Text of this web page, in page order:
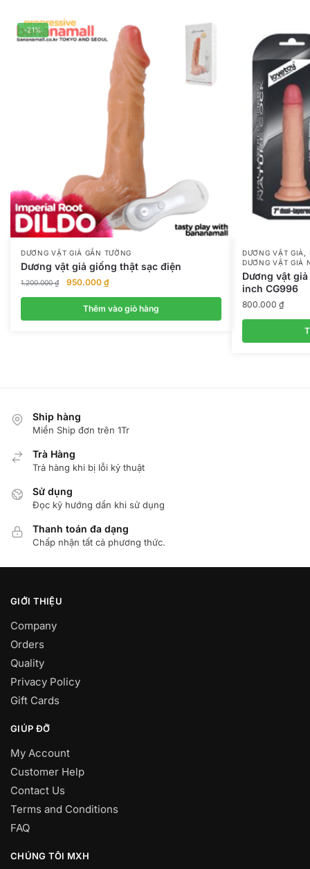
-21%
DƯƠNG VẬT GIẢ GẮN TƯỜNG
Dương vật giả giống thật sạc điện
1.200.000₫
Giá
1.200.000 ₫.
950.000 ₫Giá
tại
là:
Thêm vào giỏ hàng
DƯƠNG VẬT GIẢ
DƯƠNG VẬT GIẢ
Dương vật
inch CG996
800.000 ₫
Ship hàng
Miển Ship đơn trên 1Tr
Trà Hàng
Trả hàng khi bị lỗi kỷ thuật
Sử dụng
Đọc kỹ hướng dẩn khi sử dụng
Thanh toán đa dạng
Chấp nhận tất cả phương thức.
GIỚI THIỆU
Company
Orders
Quality
Privacy Policy
Gift Cards
GIÚP ĐỠ
My Account
Customer Help
Contact Us
Terms and Conditions
FAQ
CHÚNG TÔI MXH